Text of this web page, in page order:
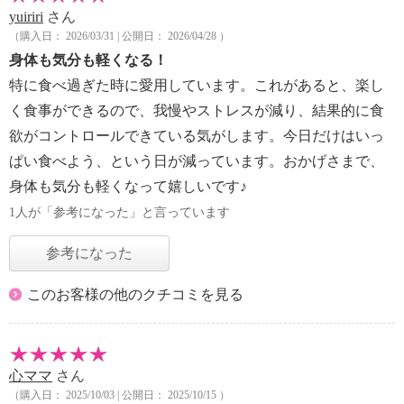
yuiriri さん
（購入日： 2026/03/31 | 公開日： 2026/04/28 ）
身体も気分も軽くなる！
特に食べ過ぎた時に愛用しています。これがあると、楽し
く食事ができるので、我慢やストレスが減り、結果的に食
欲がコントロールできている気がします。今日だけはいっ
ぱい食べよう、という日が減っています。おかげさまで、
身体も気分も軽くなって嬉しいです♪
1人が「参考になった」と言っています
参考になった
このお客様の他のクチコミを見る
心ママ さん
（購入日： 2025/10/03 | 公開日： 2025/10/15 ）